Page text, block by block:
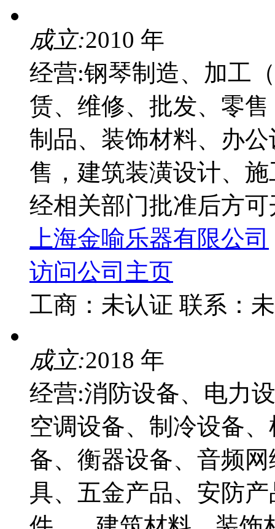
成立:2010 年
经营:钢琴制造、加工
赁、维修、批发、零
制品、装饰材料、办
售，建筑装潢设计、
经相关部门批准后方
上海金喻乐器有限公司
访问公司主页
工商： 未认证 联系：
成立:2018 年
经营:消防设备、电力
空调设备、制冷设备
备、衡器设备、音频
具、五金产品、安防